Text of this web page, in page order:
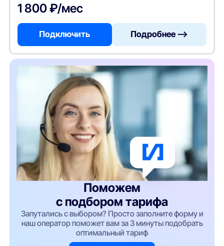
1 800 ₽/мес
Подключить Подробнее —>
Поможем
с подбором тарифа
Запутались с выбором? Просто заполните форму и
наш оператор поможет вам за 3 минуты подобрать
оптимальный тариф